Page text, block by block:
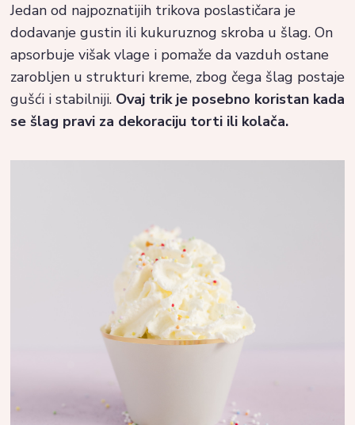
Jedan od najpoznatijih trikova poslastičara je
dodavanje gustin ili kukuruznog skroba u šlag. On
apsorbuje višak vlage i pomaže da vazduh ostane
zarobljen u strukturi kreme, zbog čega šlag postaje
gušći i stabilniji. Ovaj trik je posebno koristan kada
se šlag pravi za dekoraciju torti ili kolača.